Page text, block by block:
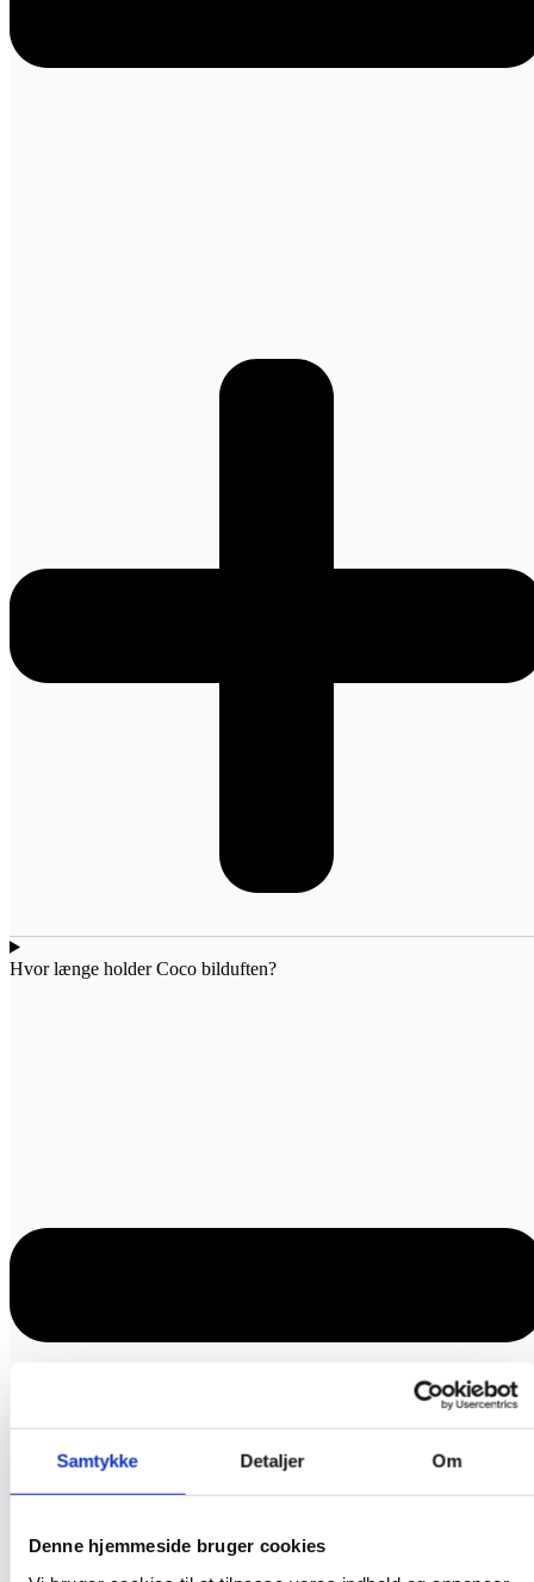
Samtykke Detaljer Om
Denne hjemmeside bruger cookies
Hvor længe holder Coco bilduften?